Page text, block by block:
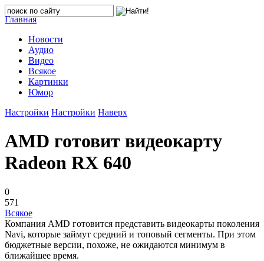
Главная
Новости
Аудио
Видео
Всякое
Картинки
Юмор
Настройки Настройки Наверх
AMD готовит видеокарту
Radeon RX 640
0
571
Всякое
Компания AMD готовится представить видеокарты поколения
Navi, которые займут средний и топовый сегменты. При этом
бюджетные версии, похоже, не ожидаются минимум в
ближайшее время.